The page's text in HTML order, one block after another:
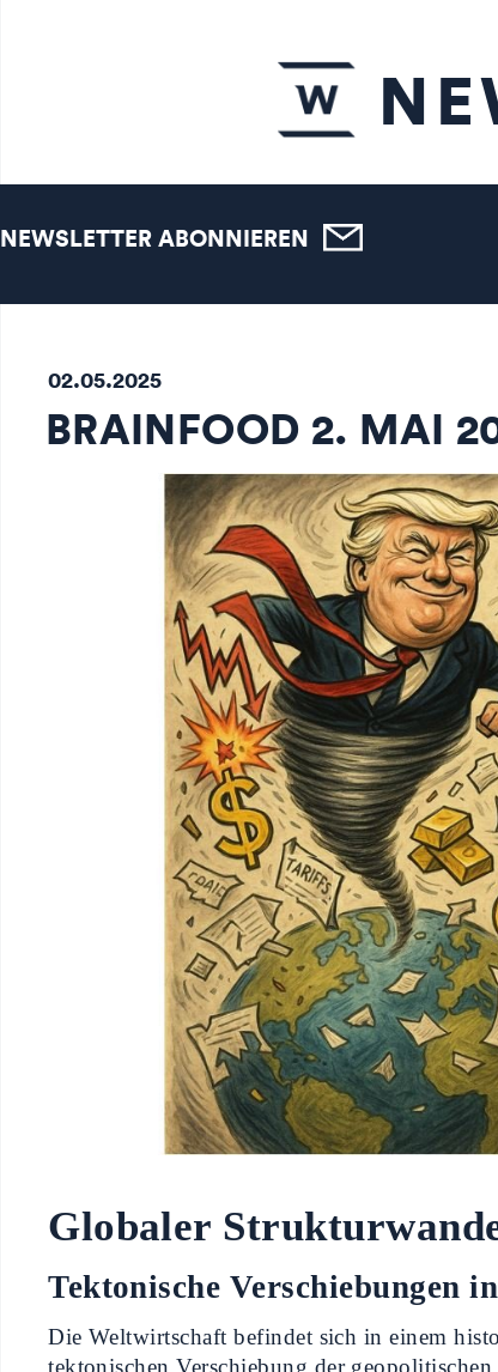
NEWSLETTER ABONNIEREN
02.05.2025
BRAINFOOD 2. MAI
Globaler
Tektonische Verschiebungen
Die Weltwirtschaft befindet sich in einem